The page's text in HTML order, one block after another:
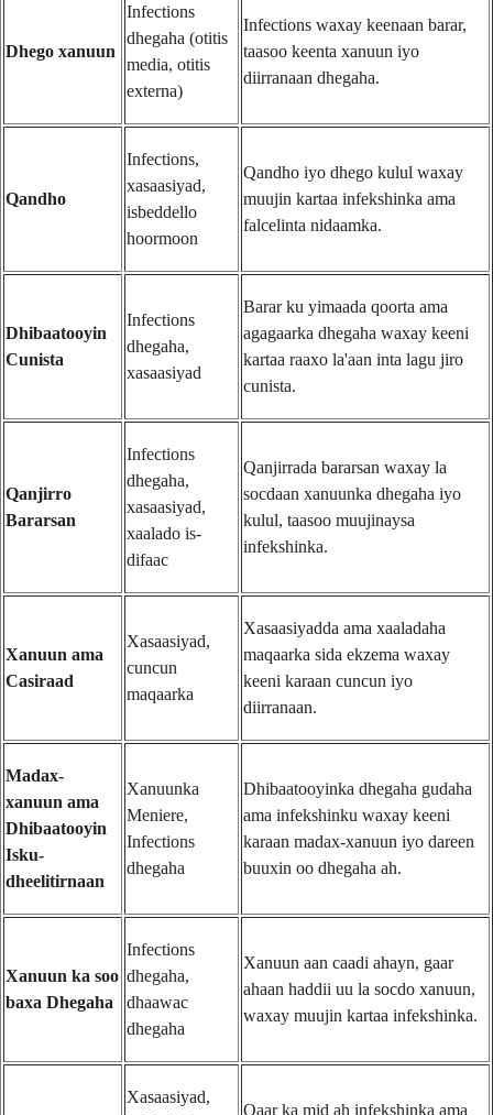
Dhego xanuun
Infections
dhegaha (otitis
media, otitis
externa)
Infections waxay keenaan barar,
taasoo keenta xanuun iyo
diirranaan dhegaha.
Qandho
Infections,
xasaasiyad,
isbeddello
hoormoon
Qandho iyo dhego kulul waxay
muujin kartaa infekshinka ama
falcelinta nidaamka.
Dhibaatooyin
Cunista
Infections
dhegaha,
xasaasiyad
Barar ku yimaada qoorta ama
agagaarka dhegaha waxay keeni
kartaa raaxo la'aan inta lagu jiro
cunista.
Qanjirro
Bararsan
Infections
dhegaha,
xasaasiyad,
xaalado is-
difaac
Qanjirrada bararsan waxay la
socdaan xanuunka dhegaha iyo
kulul, taasoo muujinaysa
infekshinka.
Xanuun ama
Casiraad
Xasaasiyad,
cuncun
maqaarka
Xasaasiyadda ama xaaladaha
maqaarka sida ekzema waxay
keeni karaan cuncun iyo
diirranaan.
Madax-
xanuun ama
Dhibaatooyin
Isku-
dheelitirnaan
Xanuunka
Meniere,
Infections
dhegaha
Dhibaatooyinka dhegaha gudaha
ama infekshinku waxay keeni
karaan madax-xanuun iyo dareen
buuxin oo dhegaha ah.
Xanuun ka soo
baxa Dhegaha
Infections
dhegaha,
dhaawac
dhegaha
Xanuun aan caadi ahayn, gaar
ahaan haddii uu la socdo xanuun,
waxay muujin kartaa infekshinka.
Xasaasiyad,
Qaar ka mid ah infekshinka ama